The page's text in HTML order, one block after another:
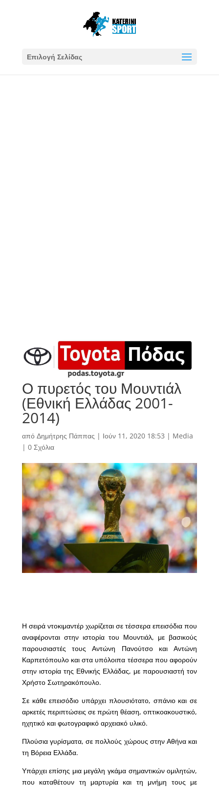
Επιλογή Σελίδας
Ο πυρετός του Μουντιάλ
(Εθνική Ελλάδας 2001-
2014)
από Δημήτρης Πάππας | Ιούν 11, 2020 18:53 | Media
| 0 Σχόλια
Η σειρά ντοκιμαντέρ χωρίζεται σε τέσσερα επεισόδια που
αναφέρονται στην ιστορία του Μουντιάλ, με βασικούς
παρουσιαστές τους Αντώνη Πανούτσο και Αντώνη
Καρπετόπουλο και στα υπόλοιπα τέσσερα που αφορούν
στην ιστορία της Εθνικής Ελλάδας, με παρουσιαστή τον
Χρήστο Σωτηρακόπουλο.
Σε κάθε επεισόδιο υπάρχει πλουσιότατο, σπάνιο και σε
αρκετές περιπτώσεις σε πρώτη θέαση, οπτικοακουστικό,
ηχητικό και φωτογραφικό αρχειακό υλικό.
Πλούσια γυρίσματα, σε πολλούς χώρους στην Αθήνα και
τη Βόρεια Ελλάδα.
Υπάρχει επίσης μια μεγάλη γκάμα σημαντικών ομιλητών,
που καταθέτουν τη μαρτυρία και τη μνήμη τους με